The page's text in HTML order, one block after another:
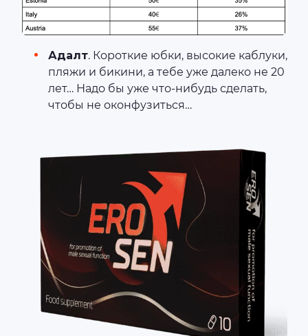
Адалт. Короткие юбки, высокие каблуки,
пляжи и бикини, а тебе уже далеко не 20
лет… Надо бы уже что-нибудь сделать,
чтобы не оконфузиться…